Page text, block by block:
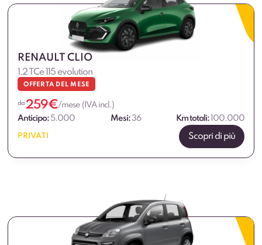
RENAULT CLIO
1.2 TCe 115 evolution
OFFERTA DEL MESE
da 259€/mese (IVA incl.)
Anticipo: 5.000 Mesi:36 Km totali: 100.000
PRIVATI Scopri di più